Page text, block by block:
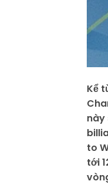
Kể
này
to
tới